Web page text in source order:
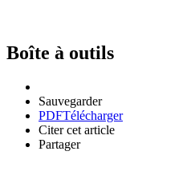
Boîte à outils
Sauvegarder
PDFTélécharger
Citer cet article
Partager